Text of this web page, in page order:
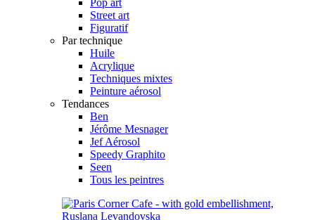
Street art
Figuratif
Par technique
Huile
Acrylique
Techniques mixtes
Peinture aérosol
Tendances
Ben
Jérôme Mesnager
Jef Aérosol
Speedy Graphito
Seen
Tous les peintres